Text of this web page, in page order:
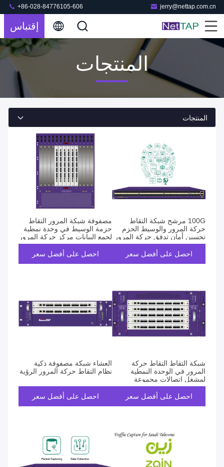
jerry@nettap.com.cn
+86-028-84776105-606
إقتباس
المنتجات
المنتجات
100G مرشح شبكة التقاط
حركة المرور والوسيط الحزم
تحسين أمان تدفق حركة المرور
احصل على أفضل سعر
مصفوفة شبكة المرور التقاط
حزمة الوسيط في وحدة نمطية
لجمع البيانات مركز حركة المرور
احصل على أفضل سعر
شبكة التقاط التقاط حركة
المرور في الوحدة النمطية
لمشغل اتصالات مجموعة
الاتصالات
احصل على أفضل سعر
العشاء شبكة مصفوفة ذكية
نظام التقاط حركة المرور الرؤية
احصل على أفضل سعر